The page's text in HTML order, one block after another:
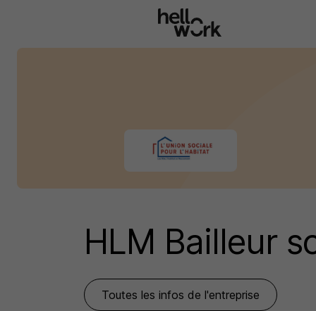
HLM Bailleur
Toutes les infos de l'entreprise